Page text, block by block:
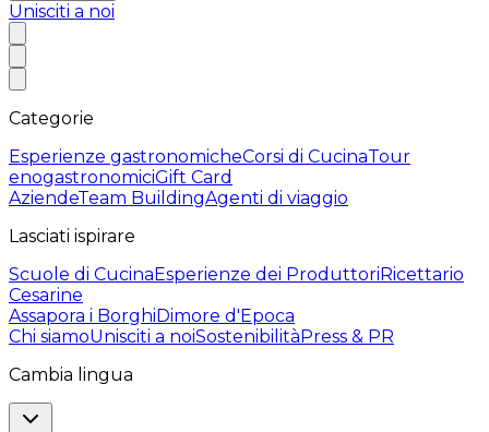
Unisciti a noi
Categorie
Esperienze gastronomicheCorsi di CucinaTour
enogastronomiciGift Card
AziendeTeam BuildingAgenti di viaggio
Lasciati ispirare
Scuole di CucinaEsperienze dei ProduttoriRicettario
Cesarine
Assapora i BorghiDimore d'Epoca
Chi siamoUnisciti a noiSostenibilitàPress & PR
Cambia lingua